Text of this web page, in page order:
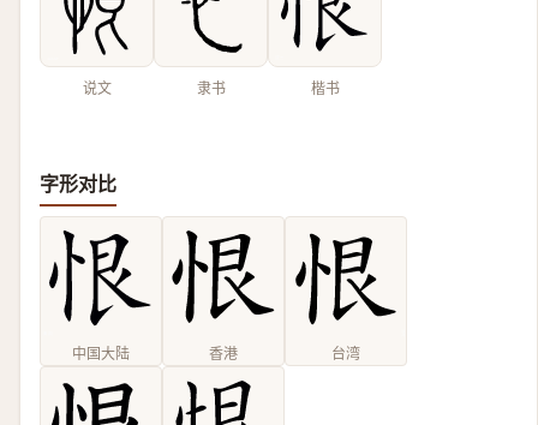
说文 隶书 楷书
字形对比
中国大陆 香港 台湾